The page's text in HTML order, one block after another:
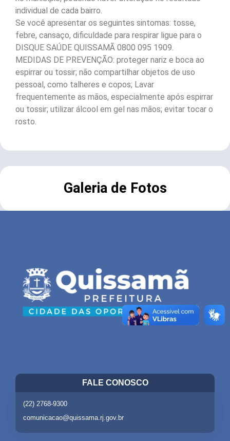
individual de cada bairro.
Se você apresentar os seguintes sintomas: tosse,
febre, cansaço, dificuldade para respirar ligue para o
DISQUE SAÚDE QUISSAMÃ 0800 095 1909.
MEDIDAS DE PREVENÇÃO: proteger nariz e boca ao
espirrar ou tossir; não compartilhar objetos de uso
pessoal, como talheres e copos; Lavar
frequentemente as mãos, especialmente após espirrar
ou tossir; utilizar álcool em gel nas mãos; evitar tocar o
rosto.
Galeria de Fotos
FALE CONOSCO
(22) 2768-9300
comunicacao@quissama.rj.gov.br